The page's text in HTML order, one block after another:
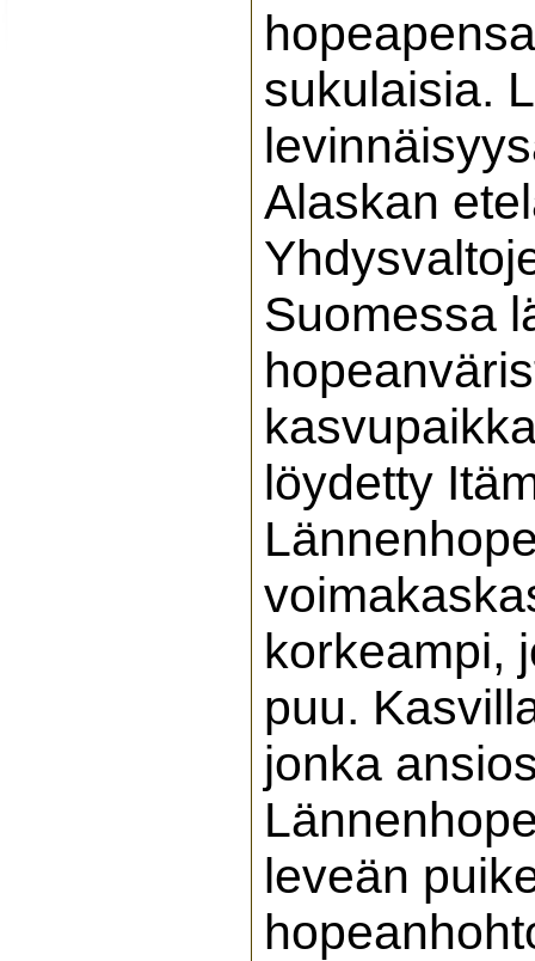
sukulaisia.
Alaskan
Suomessa
löydetty
korkeampi,
puu.
jonka
leveän